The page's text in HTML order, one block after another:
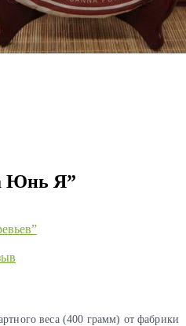
Юнь Я”
веса (400 грамм) от фабрики